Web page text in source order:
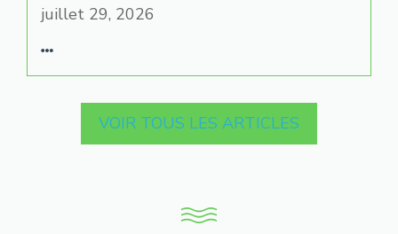
juillet 29, 2026
VOIR TOUS LES ARTICLES